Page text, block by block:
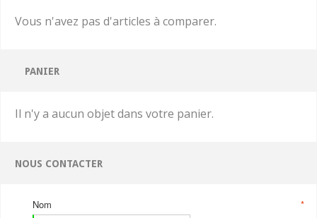
Vous n'avez pas d'articles à comparer.
PANIER
Il n'y a aucun objet dans votre panier.
NOUS CONTACTER
*
Nom